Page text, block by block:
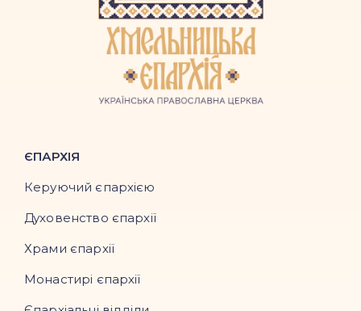
ЄПАРХІЯ
Керуючий єпархією
Духовенство єпархії
Храми єпархії
Монастирі єпархії